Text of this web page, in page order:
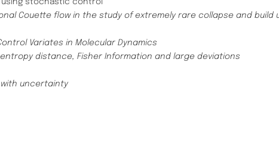
using stochastic control
Couette flow in the study of extremely rare collapse and build
Variates in Molecular Dynamics
distance, Fisher Information and large deviations
uncertainty